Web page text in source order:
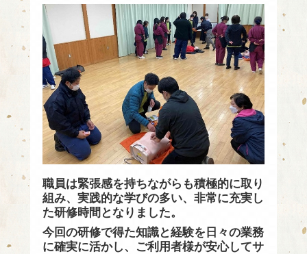
職員は緊張感を持ちながらも積極的に取り
組み、実践的な学びの多い、非常に充実し
た研修時間となりました。
今回の研修で得た知識と経験を日々の業務
に確実に活かし、ご利用者様が安心してサ